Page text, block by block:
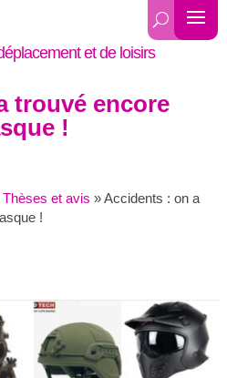
et de loisirs
trouvé encore
!
Thèses et avis »Accidents : on a
!